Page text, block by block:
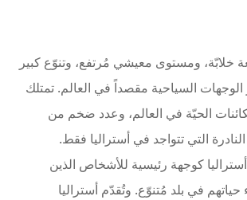
خلابّة، ومستوى معيشي مُرتفع، وتنوّع كبير
الوجهات السياحية مقصداً في العالم. تمتلك
من الكائنات الحيّة في العالم، وعدد ضخم من
النادرة التي تتواجد في أستراليا فقط.
كوجهة رئيسية للأشخاص الذين
في بلد مُتنوّع. وتُقدّم أستراليا